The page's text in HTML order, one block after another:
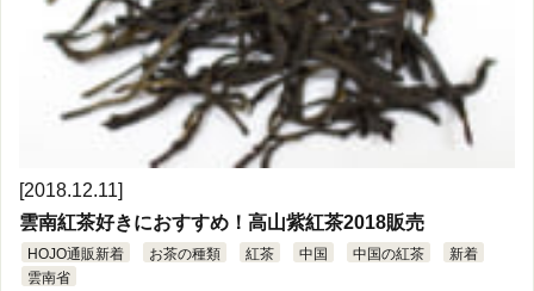
[2018.12.11]
雲南紅茶好きにおすすめ！高山紫紅茶2018販売
HOJO通販新着 お茶の種類 紅茶 中国 中国の紅茶
新着
雲南省